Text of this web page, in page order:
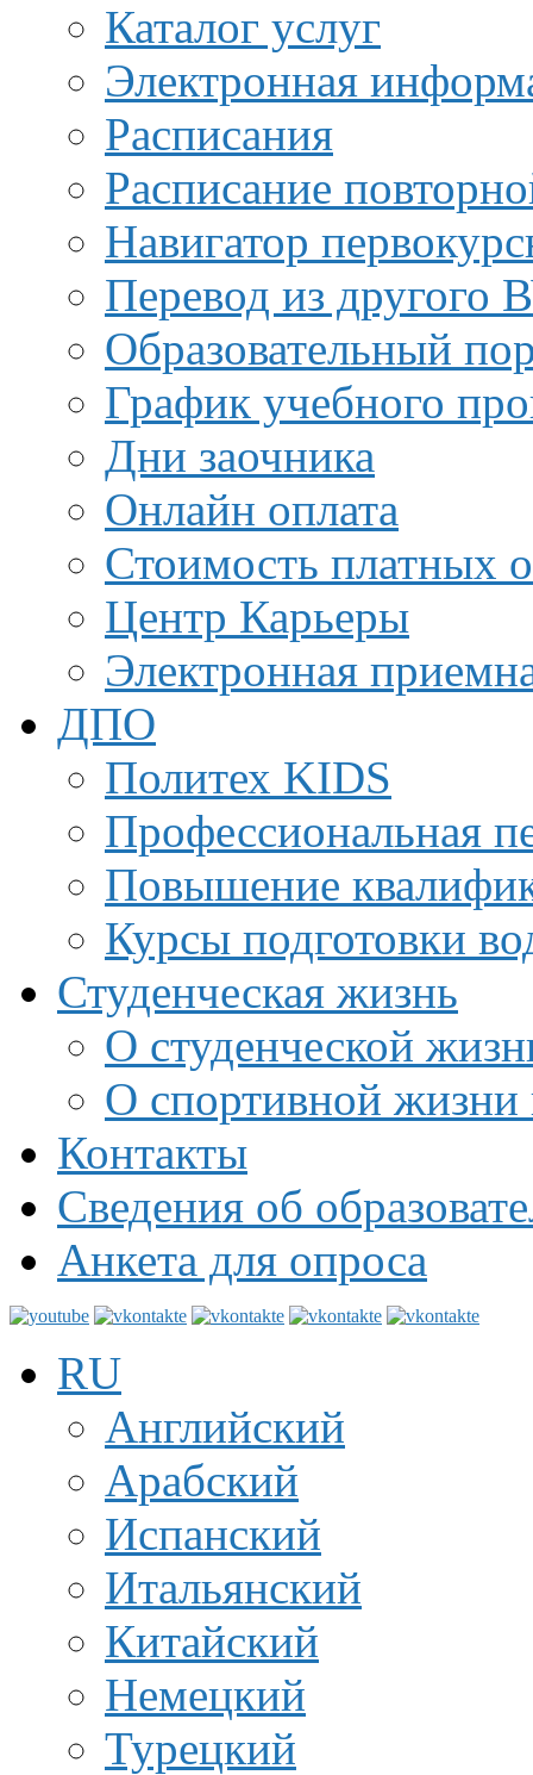
Каталог услуг
Электронная
Расписания
Расписание
Навигатор
Перевод из другого
Образовательный
График учебного
Дни заочника
Онлайн оплата
Стоимость платных
Центр Карьеры
Электронная
ДПО
Политех KIDS
Профессиональная
Повышение
Курсы подготовки
Студенческая жизнь
О студенческой
О спортивной жизни
Контакты
Сведения об
Анкета для опроса
RU
Английский
Арабский
Испанский
Итальянский
Китайский
Немецкий
Турецкий